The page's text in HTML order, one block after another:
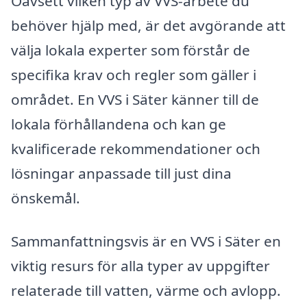
behöver hjälp med, är det avgörande att
välja lokala experter som förstår de
specifika krav och regler som gäller i
området. En VVS i Säter känner till de
lokala förhållandena och kan ge
kvalificerade rekommendationer och
lösningar anpassade till just dina
önskemål.
Sammanfattningsvis är en VVS i Säter en
viktig resurs för alla typer av uppgifter
relaterade till vatten, värme och avlopp.